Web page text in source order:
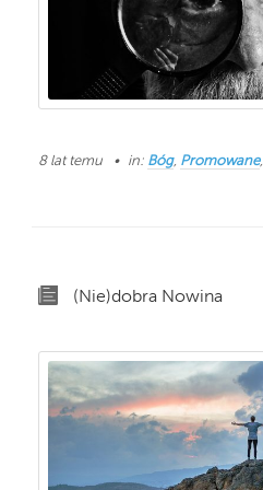
8 lat temu in: Bóg, Promowane,
(Nie)dobra Nowina